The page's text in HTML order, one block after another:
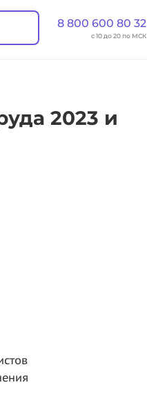
8 800 600 80 32
с 10 до 20 по МСК
2023 и